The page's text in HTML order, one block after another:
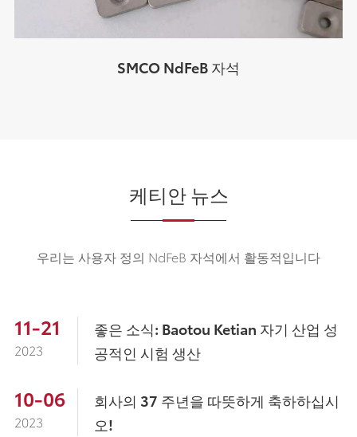
SMCO NdFeB 자석
케티안 뉴스
우리는 사용자 정의 NdFeB 자석에서 활동적입니다
11-21
2023
좋은 소식: Baotou Ketian 자기 산업 성
공적인 시험 생산
10-06
2023
회사의 37 주년을 따뜻하게 축하하십시
오!